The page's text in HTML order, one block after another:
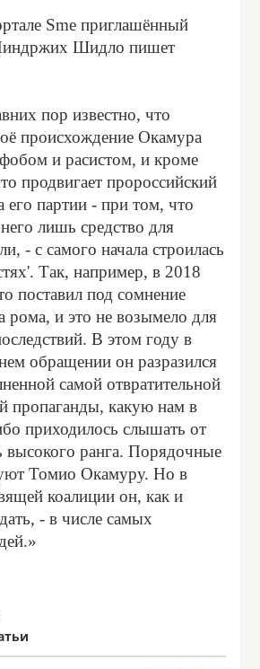
Sme приглашённый
Шидло пишет
пор известно, что
происхождение Окамура
и расистом, и кроме
продвигает пророссийский
его партии - при том, что
лишь средство для
- с самого начала строилась
Так, например, в 2018
поставил под сомнение
рома, и это не возымело для
В этом году в
обращении он разразился
самой отвратительной
пропаганды, какую нам в
приходилось слышать от
высокого ранга. Порядочные
Томио Окамуру. Но в
коалиции он, как и
- в числе самых